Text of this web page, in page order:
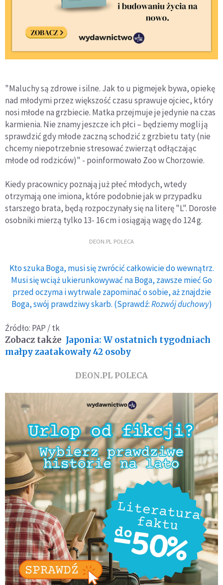
"Maluchy są zdrowe i silne. Jak to u pigmejek bywa, opiekę
nad młodymi przez większość czasu sprawuje ojciec, który
nosi młode na grzbiecie. Matka przejmuje je jedynie na czas
karmienia. Nie znamy jeszcze ich płci – będziemy mogli ją
sprawdzić gdy młode zaczną schodzić z grzbietu taty (nie
chcemy niepotrzebnie stresować zwierząt odłączając
młode od rodziców)" - poinformowało Zoo w Chorzowie.
Kiedy pracownicy poznają już płeć młodych, wtedy
otrzymają one imiona, które podobnie jak w przypadku
starszego brata, będą rozpoczynały się na literę "L". Dorosłe
osobniki mierzą tylko 13- 16 cm i osiągają wagę do 124 g.
DEON.PL POLECA
Kto szuka Boga, musi się zwrócić całkowicie do wewnątrz.
Musi się wciąż ukierunkowywać na Boga, zawsze mieć Go
przed oczyma i wytrwale zapominać o sobie, aż znajdzie
Boga, swój prawdziwy skarb. (Sprawdź:Rozwój duchowy)
Źródło: PAP / tk
Zobacz także Japonia: W ostatnich tygodniach
małpy zaatakowały 42 osoby
DEON.PL POLECA